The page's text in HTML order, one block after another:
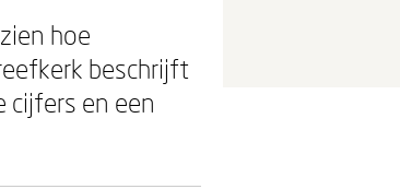
hoe
beschrijft
cijfers en een